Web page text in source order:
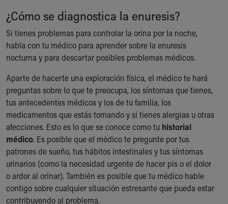
¿Cómo se diagnostica la enuresis?
Si tienes problemas para controlar la orina por la noche,
habla con tu médico para aprender sobre la enuresis
nocturna y para descartar posibles problemas médicos.
Aparte de hacerte una exploración física, el médico te hará
preguntas sobre lo que te preocupa, los síntomas que tienes,
tus antecedentes médicos y los de tu familia, los
medicamentos que estás tomando y si tienes alergias u otras
afecciones. Esto es lo que se conoce como tu historial
médico. Es posible que el médico te pregunte por tus
patrones de sueño, tus hábitos intestinales y tus síntomas
urinarios (como la necesidad urgente de hacer pis o el dolor
o ardor al orinar). También es posible que tu médico hable
contigo sobre cualquier situación estresante que pueda estar
contribuyendo al problema.